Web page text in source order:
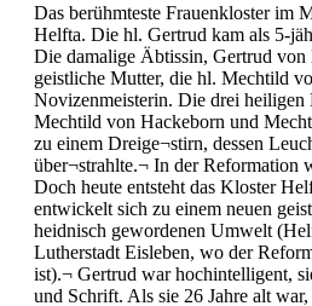
Das berühmteste Frauenkloster im
Helfta. Die hl. Gertrud kam als 5-
Die damalige Äbtissin, Gertrud
geistliche Mutter, die hl. Mechtild
Novizenmeisterin. Die drei
Mechtild von Hackeborn und
zu einem Dreige¬stirn, dessen
über¬strahlte.¬ In der Reformation
Doch heute entsteht das Kloster
entwickelt sich zu einem neuen
heidnisch gewordenen Umwelt
Lutherstadt Eisleben, wo der
ist).¬ Gertrud war hochintelligent,
und Schrift. Als sie 26 Jahre alt